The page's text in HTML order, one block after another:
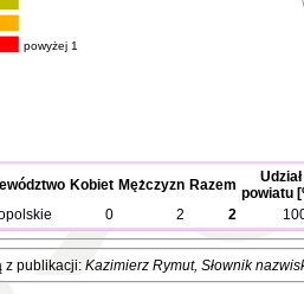
powyżej 1
Kobiet Mężczyzn Razem
Udział
powiatu
0 2 2
z publikacji: Kazimierz Rymut, Słownik